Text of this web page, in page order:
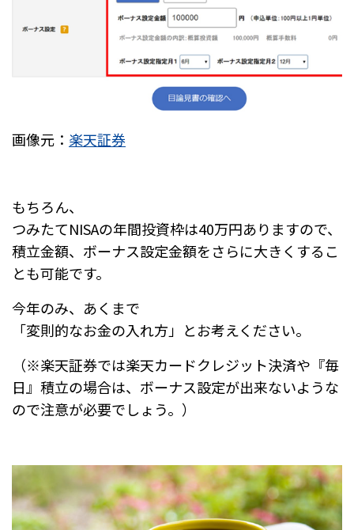
画像元： 楽天証券
もちろん、
つみたてNISAの年間投資枠は40万円ありますので、
積立金額、ボーナス設定金額をさらに大きくするこ
とも可能です。
今年のみ、あくまで
「変則的なお金の入れ方」とお考えください。
（※楽天証券では楽天カードクレジット決済や『毎
日』積立の場合は、ボーナス設定が出来ないような
ので注意が必要でしょう。）